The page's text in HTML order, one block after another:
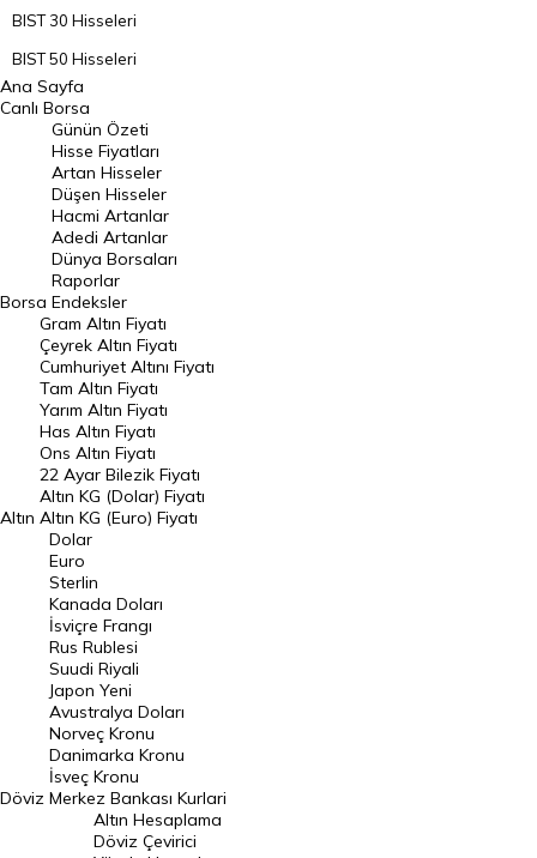
BIST 30 Hisseleri
BIST 50 Hisseleri
BIST 100 Hisseleri
En Çok Artan Hisseler
En Çok Düşen Hisseler
Hacmi Artanlar
Geçmiş Kapanışlar
Dünya Borsaları
Raporlar
Endeksler
DÖVİZ
Döviz Kuru
Dolar Kuru
Euro Kuru
Pound Kuru
Frank Kuru
Riyal Kuru
Avustralya Doları
Danimarka Kronu Kuru
Kanada Doları Kuru
Norveç Kronu Kuru
İsveç Kronu Kuru
Ana Sayfa
Canlı Borsa
Borsa
Günün Özeti
Hisse Fiyatları
Artan Hisseler
Düşen Hisseler
Hacmi Artanlar
Adedi Artanlar
Dünya Borsaları
Raporlar
Endeksler
Altın
Gram Altın Fiyatı
Çeyrek Altın Fiyatı
Cumhuriyet Altını Fiyatı
Tam Altın Fiyatı
Yarım Altın Fiyatı
Has Altın Fiyatı
Ons Altın Fiyatı
22 Ayar Bilezik Fiyatı
Altın KG (Dolar) Fiyatı
Altın KG (Euro) Fiyatı
Döviz
Dolar
Euro
Sterlin
Kanada Doları
İsviçre Frangı
Rus Rublesi
Suudi Riyali
Japon Yeni
Avustralya Doları
Norveç Kronu
Danimarka Kronu
İsveç Kronu
Merkez Bankası Kurlari
Altın Hesaplama
Döviz Çevirici